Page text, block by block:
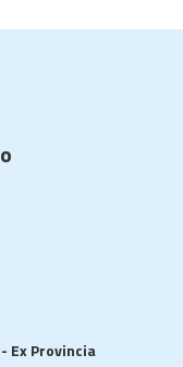
Ex Provincia